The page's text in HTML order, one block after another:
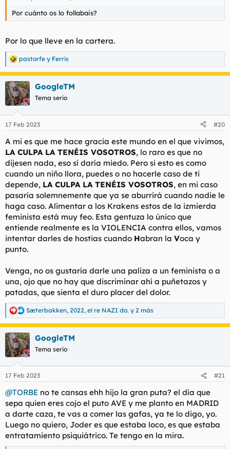
Por cuánto os lo follabais?
Por lo que lleve en la cartera.
R
e
c
c
i
e
:
pastorfe y Ferris
GoogleTM
Tema serio
17 Feb 2023 #20
A mi es que me hace gracia este mundo en el que vivimos,
LA CULPA LA TENÉIS VOSOTROS, lo raro es que no
dijesen nada, eso sí daría miedo. Pero si esto es como
cuando un niño llora, puedes o no hacerle caso de ti
depende, LA CULPA LA TENÉIS VOSOTROS, en mi caso
pasaría solemnemente que ya se aburrirá cuando nadie le
haga caso. Alimentar a los Krakens estos de la izmierda
feminista está muy feo. Esta gentuza lo único que
entiende realmente es la VIOLENCIA contra ellos, vamos
intentar darles de hostias cuando Habran la Voca y
punto.
Venga, no os gustaría darle una paliza a un feminista o a
una, ojo que no hay que discriminar ahí a puñetazos y
patadas, que sienta el duro placer del dolor.
R
e
a
c
c
i
e
:
Sæterbakken, 2022, el re NAZI do. y 2 más
GoogleTM
Tema serio
17 Feb 2023 #21
@TORBE no te cansas ehh hijo la gran puta? el día que
sepa quien eres cojo el puto AVE y me planto en MADRID
a darte caza, te vas a comer las gafas, ya te lo digo, yo.
Luego no quiero, Joder es que estaba loco, es que estaba
entratamiento psiquiátrico. Te tengo en la mira.